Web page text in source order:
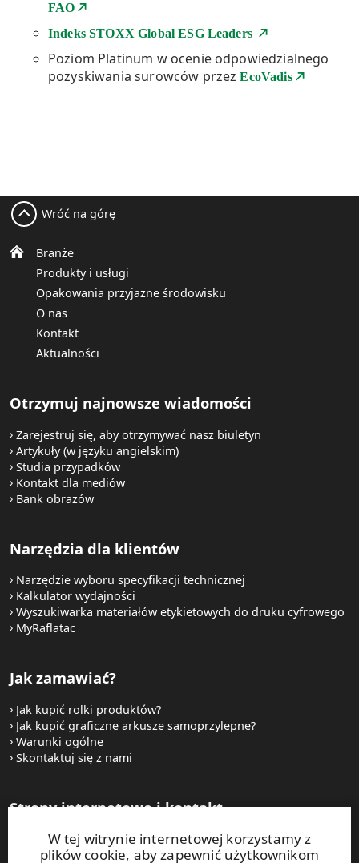
FAO
Indeks STOXX Global ESG Leaders
Poziom Platinum w ocenie odpowiedzialnego
pozyskiwania surowców przezEcoVadis
W tej witrynie internetowej korzystamy z
plików cookie, aby zapewnić użytkownikom
Branże
Produkty i usługi
Opakowania przyjazne środowisku
O nas
Kontakt
Aktualności
Wróć na górę
Otrzymuj najnowsze wiadomości
Zarejestruj się, aby otrzymywać nasz biuletyn
Artykuły (w języku angielskim)
Studia przypadków
Kontakt dla mediów
Bank obrazów
Narzędzia dla klientów
Narzędzie wyboru specyfikacji technicznej
Kalkulator wydajności
Wyszukiwarka materiałów etykietowych do druku cyfrowego
MyRaflatac
Jak zamawiać?
Jak kupić rolki produktów?
Jak kupić graficzne arkusze samoprzylepne?
Warunki ogólne
Skontaktuj się z nami
Strony internetowe i kontakt
UPM Raflatac Graphics Solutions
UPM Raflatac Office Products